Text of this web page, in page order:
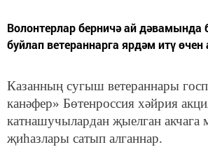
Волонтерлар берничә ай дәвамында
буйлап ветераннарга ярдәм итү
Казанның сугыш ветераннары
канәфер» Бөтенроссия хәйрия
катнашучылардан җыелган акчага
җиһазлары сатып алганнар.